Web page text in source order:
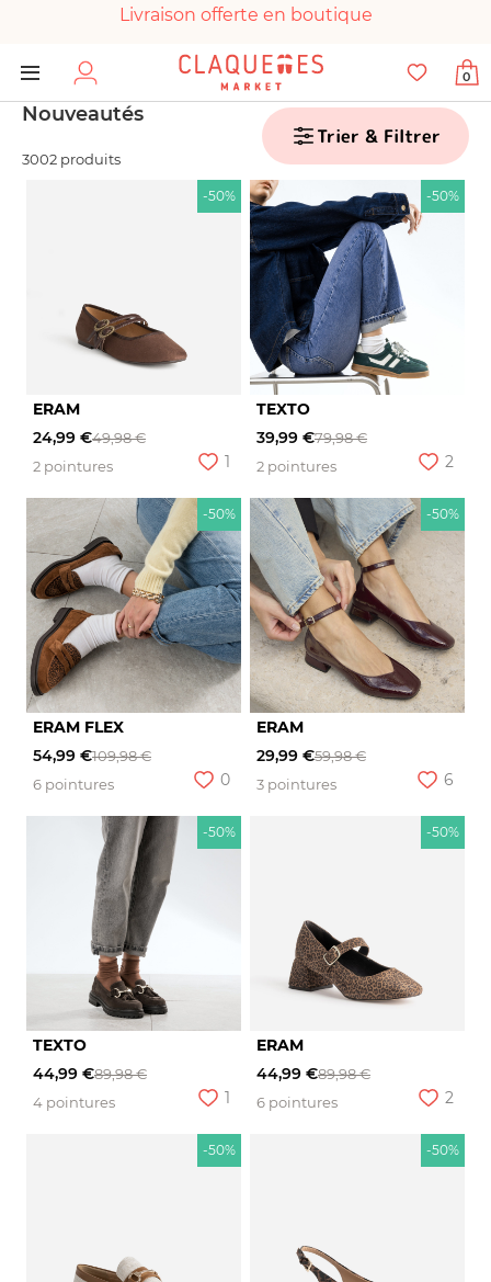
Livraison offerte en boutique
Paiement 100% sécurisé
Chaussures garanties en parfait état
0
Nouveautés
3002 produits
Trier & Filtrer
-50%
ERAM
24,99 €49,98 €
2 pointures
1
-50%
TEXTO
39,99 €79,98 €
2 pointures
2
-50%
ERAM FLEX
54,99 €109,98 €
6 pointures
0
-50%
ERAM
29,99 €59,98 €
3 pointures
6
-50%
TEXTO
44,99 €89,98 €
4 pointures
1
-50%
ERAM
44,99 €89,98 €
6 pointures
2
-50% -50%